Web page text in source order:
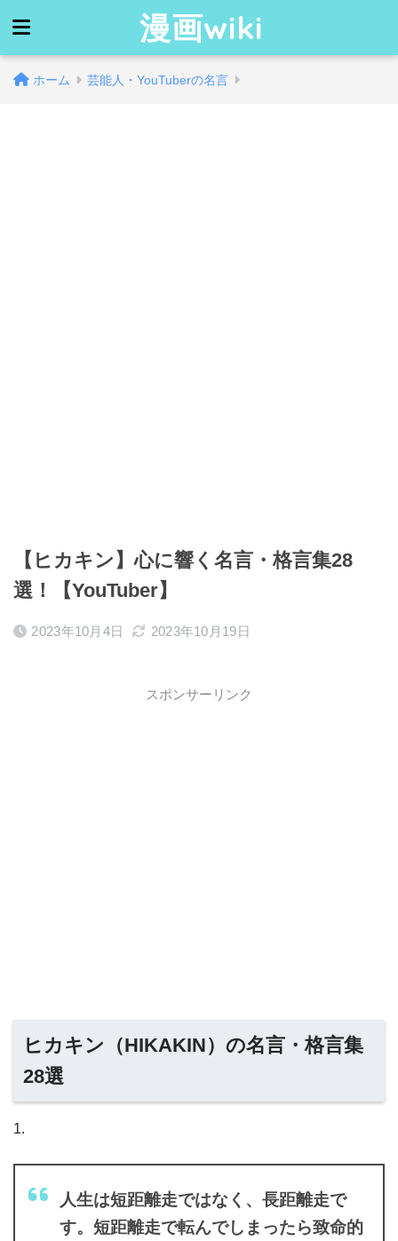
漫画wiki
ホーム 芸能人・YouTuberの名言
【ヒカキン】心に響く名言・格言集28
選！【YouTuber】
2023年10月4日 2023年10月19日
スポンサーリンク
ヒカキン（HIKAKIN）の名言・格言集
28選
1.
人生は短距離走ではなく、長距離走で
す。短距離走で転んでしまったら致命的